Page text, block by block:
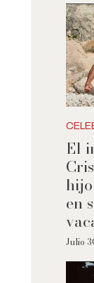
El
en
Julio